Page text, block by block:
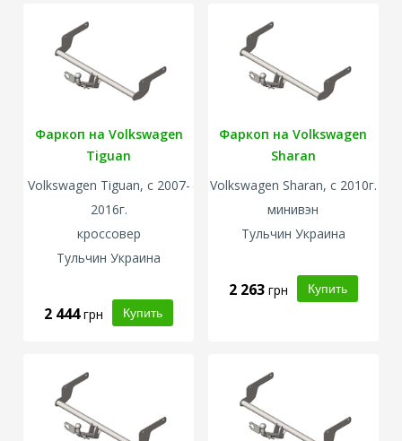
Фаркоп на Volkswagen
Tiguan
Volkswagen Tiguan, с 2007-
2016г.
кроссовер
Тульчин Украина
2 444грн
Фаркоп на Volkswagen
Sharan
Volkswagen Sharan, с 2010г.
минивэн
Тульчин Украина
2 263 грн